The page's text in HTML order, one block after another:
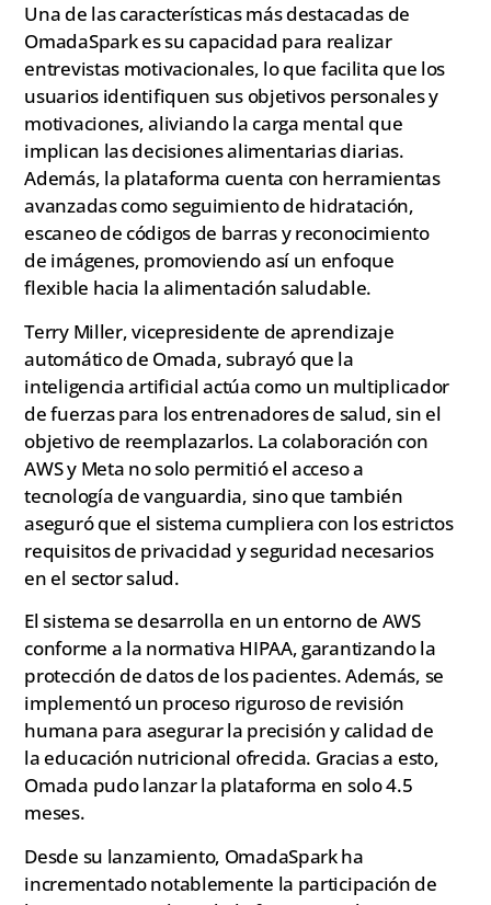
Una de las características más destacadas de
OmadaSpark es su capacidad para realizar
entrevistas motivacionales, lo que facilita que los
usuarios identifiquen sus objetivos personales y
motivaciones, aliviando la carga mental que
implican las decisiones alimentarias diarias.
Además, la plataforma cuenta con herramientas
avanzadas como seguimiento de hidratación,
escaneo de códigos de barras y reconocimiento
de imágenes, promoviendo así un enfoque
flexible hacia la alimentación saludable.
Terry Miller, vicepresidente de aprendizaje
automático de Omada, subrayó que la
inteligencia artificial actúa como un multiplicador
de fuerzas para los entrenadores de salud, sin el
objetivo de reemplazarlos. La colaboración con
AWS y Meta no solo permitió el acceso a
tecnología de vanguardia, sino que también
aseguró que el sistema cumpliera con los estrictos
requisitos de privacidad y seguridad necesarios
en el sector salud.
El sistema se desarrolla en un entorno de AWS
conforme a la normativa HIPAA, garantizando la
protección de datos de los pacientes. Además, se
implementó un proceso riguroso de revisión
humana para asegurar la precisión y calidad de
la educación nutricional ofrecida. Gracias a esto,
Omada pudo lanzar la plataforma en solo 4.5
meses.
Desde su lanzamiento, OmadaSpark ha
incrementado notablemente la participación de